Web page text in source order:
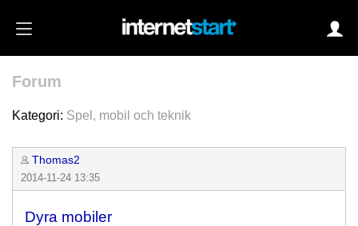
Forum
Kategori: Spel, mobil och teknik
Thomas2
2014-11-24 13:35
Dyra mobiler